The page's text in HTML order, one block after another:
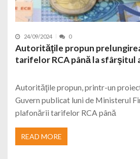
24/09/2024 0
Autorităţile propun
tarifelor RCA până la sfârşitul
Autorităţile propun, printr-un
Guvern publicat luni de Ministerul
plafonării tarifelor RCA până
READ MORE